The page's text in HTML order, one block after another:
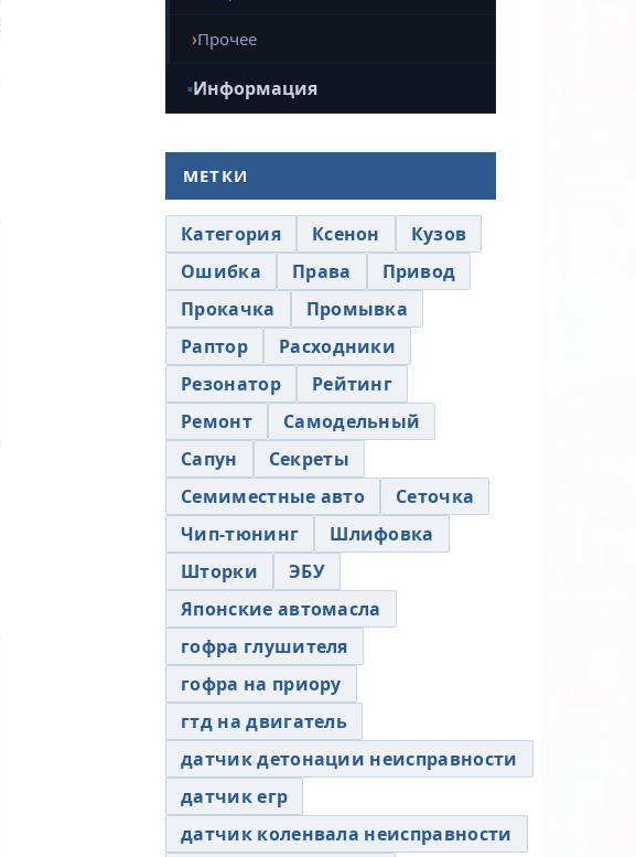
Прочее
Информация
МЕТКИ
Категория Ксенон
Кузов
Ошибка
Права
Привод
Прокачка
Промывка
Раптор
Расходники
Резонатор
Рейтинг
Ремонт
Самодельный
Сапун
Секреты
Семиместные авто
Сеточка
Чип-тюнинг
Шлифовка
Шторки
ЭБУ
Японские автомасла
гофра глушителя
гофра на приору
гтд на двигатель
датчик детонации неисправности
датчик егр
датчик коленвала неисправности